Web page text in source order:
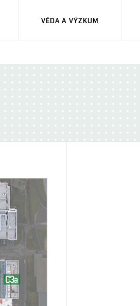
VĚDA A VÝZKUM